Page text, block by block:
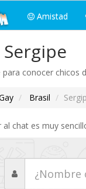
Amistad
para conocer chicos
Brasil
al chat es muy